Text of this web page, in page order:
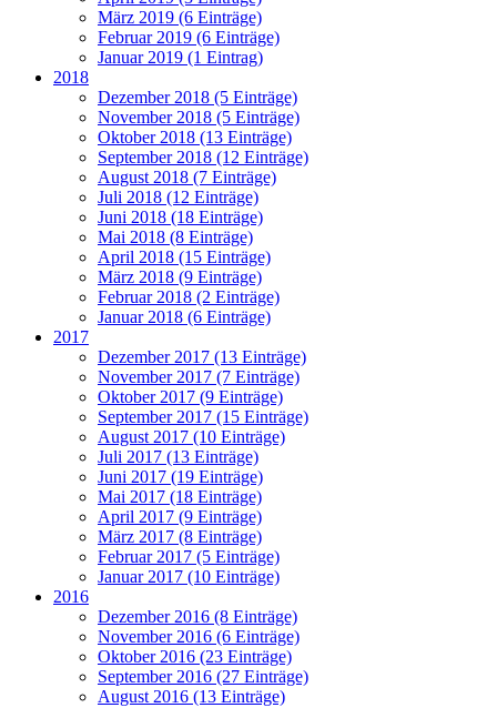
März 2019 (6 Einträge)
Februar 2019 (6 Einträge)
Januar 2019 (1 Eintrag)
2018
Dezember 2018 (5 Einträge)
November 2018 (5 Einträge)
Oktober 2018 (13 Einträge)
September 2018 (12 Einträge)
August 2018 (7 Einträge)
Juli 2018 (12 Einträge)
Juni 2018 (18 Einträge)
Mai 2018 (8 Einträge)
April 2018 (15 Einträge)
März 2018 (9 Einträge)
Februar 2018 (2 Einträge)
Januar 2018 (6 Einträge)
2017
Dezember 2017 (13 Einträge)
November 2017 (7 Einträge)
Oktober 2017 (9 Einträge)
September 2017 (15 Einträge)
August 2017 (10 Einträge)
Juli 2017 (13 Einträge)
Juni 2017 (19 Einträge)
Mai 2017 (18 Einträge)
April 2017 (9 Einträge)
März 2017 (8 Einträge)
Februar 2017 (5 Einträge)
Januar 2017 (10 Einträge)
2016
Dezember 2016 (8 Einträge)
November 2016 (6 Einträge)
Oktober 2016 (23 Einträge)
September 2016 (27 Einträge)
August 2016 (13 Einträge)